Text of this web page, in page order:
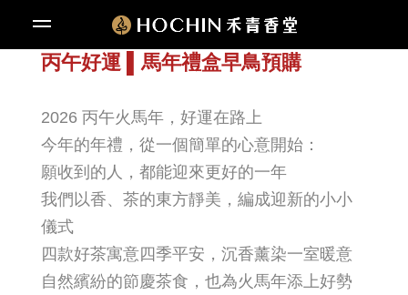
丙午好運 ▌馬年禮盒早鳥預購
2026 丙午火馬年，好運在路上
今年的年禮，從一個簡單的心意開始：
願收到的人，都能迎來更好的一年
我們以香、茶的東方靜美，編成迎新的小小
儀式
四款好茶寓意四季平安，沉香薰染一室暖意
自然繽紛的節慶茶食，也為火馬年添上好勢